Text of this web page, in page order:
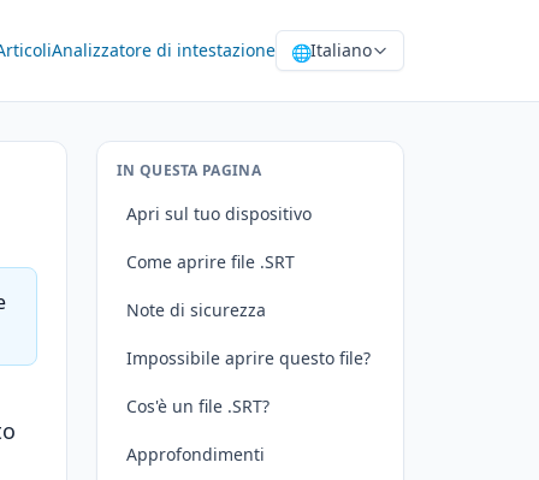
Analizzatore di intestazione 🌐Italiano
IN QUESTA PAGINA
Apri sul tuo dispositivo
Come aprire file .SRT
Note di sicurezza
Impossibile aprire questo file?
Cos'è un file .SRT?
Approfondimenti